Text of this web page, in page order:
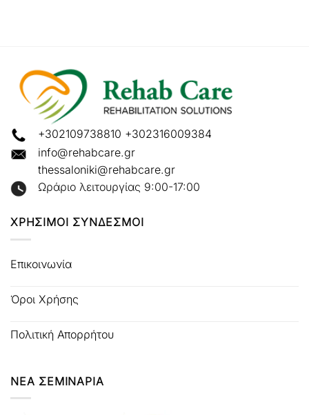
+302109738810 +302316009384
info@rehabcare.gr
thessaloniki@rehabcare.gr
Ωράριο λειτουργίας 9:00-17:00
ΧΡΗΣΙΜΟΙ ΣΥΝΔΕΣΜΟΙ
Επικοινωνία
Όροι Χρήσης
Πολιτική Απορρήτου
ΝΕΑ ΣΕΜΙΝΑΡΙΑ